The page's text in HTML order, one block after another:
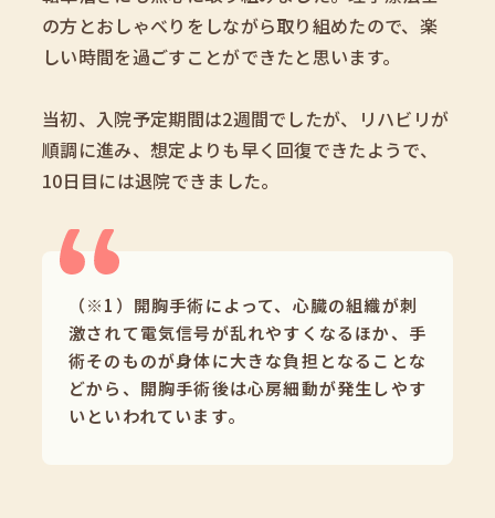
の方とおしゃべりをしながら取り組めたので、楽
しい時間を過ごすことができたと思います。
当初、入院予定期間は2週間でしたが、リハビリが
順調に進み、想定よりも早く回復できたようで、
10日目には退院できました。
（※1）開胸手術によって、心臓の組織が刺
激されて電気信号が乱れやすくなるほか、手
術そのものが身体に大きな負担となることな
どから、開胸手術後は心房細動が発生しやす
いといわれています。